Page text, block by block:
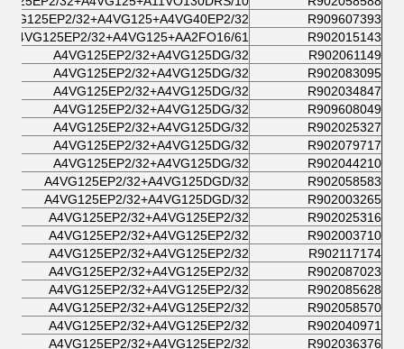
R909607393
32+A4VG125+A4VG40EP2/32
R902015143
A4VG125EP2/32+A4VG125+AA2FO16/61
R902061149
A4VG125EP2/32+A4VG125DG/32
R902083095
A4VG125EP2/32+A4VG125DG/32
R902034847
A4VG125EP2/32+A4VG125DG/32
R909608049
A4VG125EP2/32+A4VG125DG/32
R902025327
A4VG125EP2/32+A4VG125DG/32
R902079717
A4VG125EP2/32+A4VG125DG/32
R902044210
A4VG125EP2/32+A4VG125DG/32
R902058583
A4VG125EP2/32+A4VG125DGD/32
R902003265
A4VG125EP2/32+A4VG125DGD/32
R902025316
A4VG125EP2/32+A4VG125EP2/32
R902003710
A4VG125EP2/32+A4VG125EP2/32
R902117174
A4VG125EP2/32+A4VG125EP2/32
R902087023
A4VG125EP2/32+A4VG125EP2/32
R902085628
A4VG125EP2/32+A4VG125EP2/32
R902058570
A4VG125EP2/32+A4VG125EP2/32
R902040971
A4VG125EP2/32+A4VG125EP2/32
R902036376
A4VG125EP2/32+A4VG125EP2/32